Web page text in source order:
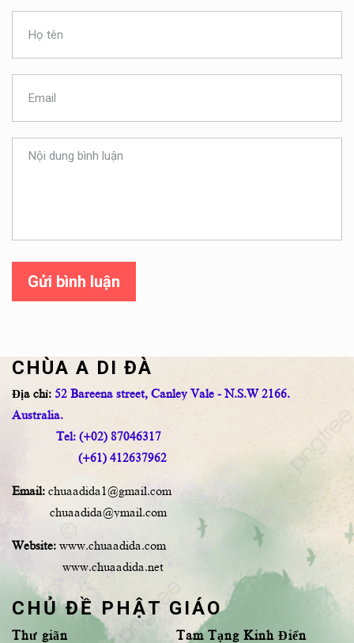
Gửi bình luận
CHÙA A DI ĐÀ
Địa chỉ: 52 Bareena street, Canley Vale - N.S.W 2166.
Australia.
Tel: (+02) 87046317
(+61) 412637962
Email: chuaadida1@gmail.com
chuaadida@ymail.com
Website: www.chuaadida.com
www.chuaadida.net
CHỦ ĐỀ PHẬT GIÁO
Thư giãn Tam Tạng Kinh Điển